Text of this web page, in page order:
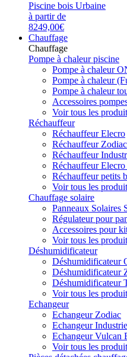
Piscine bois Urbaine
à partir de
8249,00€
Chauffage
Chauffage
Pompe à chaleur piscine
Pompe à chaleur
Pompe à chaleur
Pompe à chaleur
Accessoires
Voir tous les
Réchauffeur
Réchauffeur Elecro
Réchauffeur Zodiac
Réchauffeur
Réchauffeur
Réchauffeur petits
Voir tous les
Chauffage solaire
Panneaux Solaires
Régulateur pour
Accessoires pour
Voir tous les
Déshumidificateur
Déshumidificateur
Déshumidificateur
Déshumidificateur
Voir tous les
Echangeur
Echangeur Zodiac
Echangeur
Echangeur Vulcan
Voir tous les